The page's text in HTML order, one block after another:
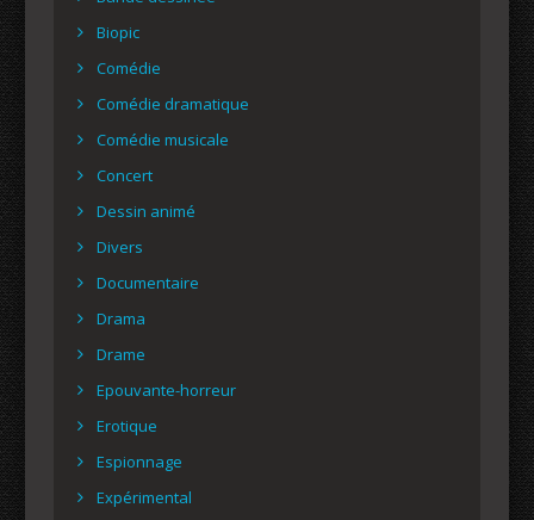
Biopic
Comédie
Comédie dramatique
Comédie musicale
Concert
Dessin animé
Divers
Documentaire
Drama
Drame
Epouvante-horreur
Erotique
Espionnage
Expérimental